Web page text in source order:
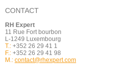
CONTACT
RH Expert
11 Rue Fort bourbon
L-1249 Luxembourg
T.: +352 26 29 41 1
F.: +352 26 29 41 98
M.: contact@rhexpert.com